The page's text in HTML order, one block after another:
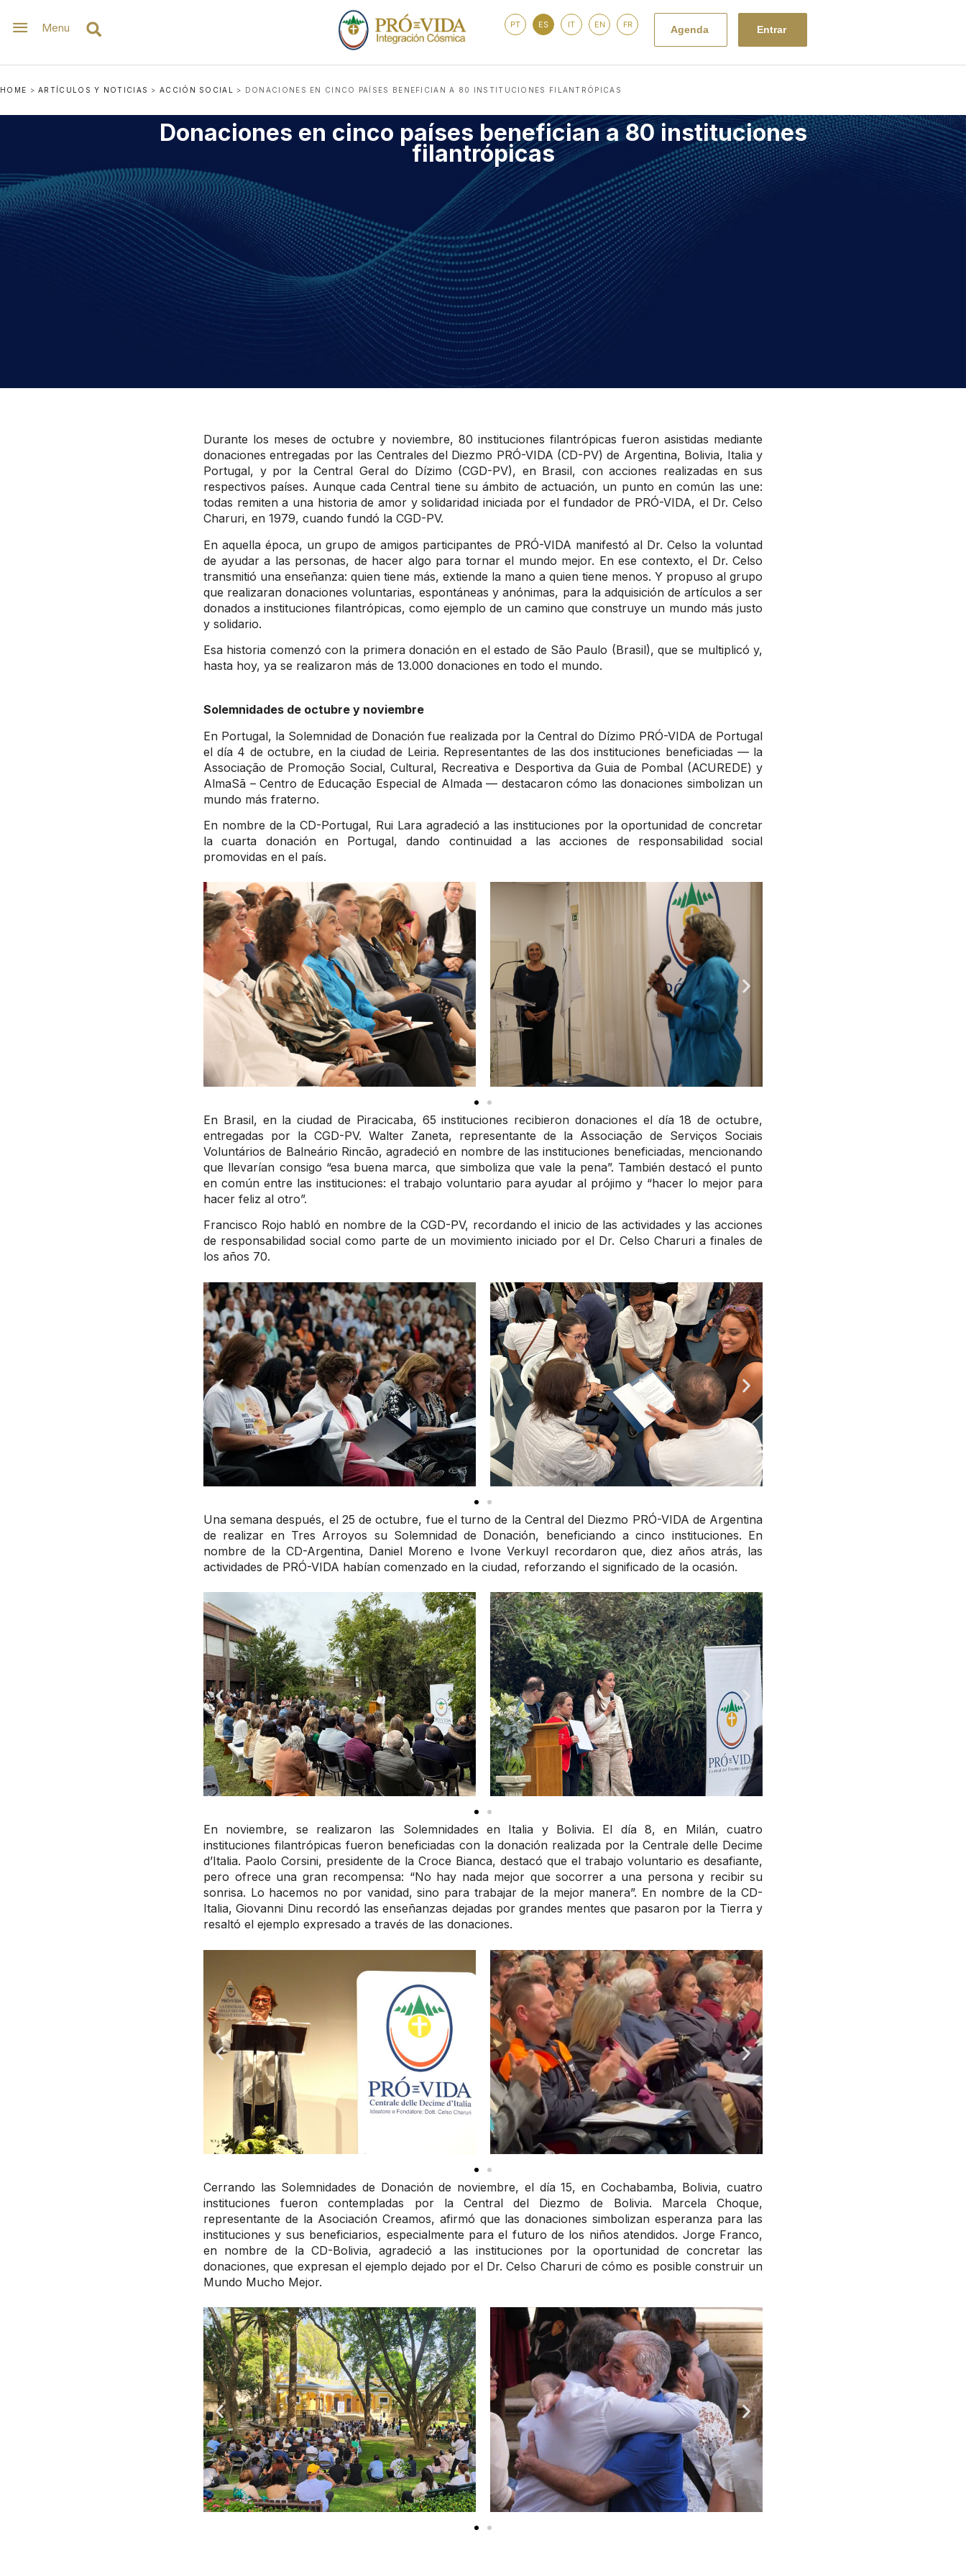
Menu PT ES IT EN FR Agenda Entrar
HOME >ARTÍCULOS Y NOTICIAS >ACCIÓN SOCIAL > DONACIONES EN CINCO PAÍSES BENEFICIAN A 80 INSTITUCIONES FILANTRÓPICAS
Donaciones en cinco países benefician a 80 instituciones
filantrópicas
Durante los meses de octubre y noviembre, 80 instituciones filantrópicas fueron asistidas mediante
donaciones entregadas por las Centrales del Diezmo PRÓ-VIDA (CD-PV) de Argentina, Bolivia, Italia y
Portugal, y por la Central Geral do Dízimo (CGD-PV), en Brasil, con acciones realizadas en sus
respectivos países. Aunque cada Central tiene su ámbito de actuación, un punto en común las une:
todas remiten a una historia de amor y solidaridad iniciada por el fundador de PRÓ-VIDA, el Dr. Celso
Charuri, en 1979, cuando fundó la CGD-PV.
En aquella época, un grupo de amigos participantes de PRÓ-VIDA manifestó al Dr. Celso la voluntad
de ayudar a las personas, de hacer algo para tornar el mundo mejor. En ese contexto, el Dr. Celso
transmitió una enseñanza: quien tiene más, extiende la mano a quien tiene menos. Y propuso al grupo
que realizaran donaciones voluntarias, espontáneas y anónimas, para la adquisición de artículos a ser
donados a instituciones filantrópicas, como ejemplo de un camino que construye un mundo más justo
y solidario.
Esa historia comenzó con la primera donación en el estado de São Paulo (Brasil), que se multiplicó y,
hasta hoy, ya se realizaron más de 13.000 donaciones en todo el mundo.
Solemnidades de octubre y noviembre
En Portugal, la Solemnidad de Donación fue realizada por la Central do Dízimo PRÓ-VIDA de Portugal
el día 4 de octubre, en la ciudad de Leiria. Representantes de las dos instituciones beneficiadas — la
Associação de Promoção Social, Cultural, Recreativa e Desportiva da Guia de Pombal (ACUREDE) y
AlmaSã – Centro de Educação Especial de Almada — destacaron cómo las donaciones simbolizan un
mundo más fraterno.
En nombre de la CD-Portugal, Rui Lara agradeció a las instituciones por la oportunidad de concretar
la cuarta donación en Portugal, dando continuidad a las acciones de responsabilidad social
promovidas en el país.
En Brasil, en la ciudad de Piracicaba, 65 instituciones recibieron donaciones el día 18 de octubre,
entregadas por la CGD-PV. Walter Zaneta, representante de la Associação de Serviços Sociais
Voluntários de Balneário Rincão, agradeció en nombre de las instituciones beneficiadas, mencionando
que llevarían consigo “esa buena marca, que simboliza que vale la pena”. También destacó el punto
en común entre las instituciones: el trabajo voluntario para ayudar al prójimo y “hacer lo mejor para
hacer feliz al otro”.
Francisco Rojo habló en nombre de la CGD-PV, recordando el inicio de las actividades y las acciones
de responsabilidad social como parte de un movimiento iniciado por el Dr. Celso Charuri a finales de
los años 70.
Una semana después, el 25 de octubre, fue el turno de la Central del Diezmo PRÓ-VIDA de Argentina
de realizar en Tres Arroyos su Solemnidad de Donación, beneficiando a cinco instituciones. En
nombre de la CD-Argentina, Daniel Moreno e Ivone Verkuyl recordaron que, diez años atrás, las
actividades de PRÓ-VIDA habían comenzado en la ciudad, reforzando el significado de la ocasión.
En noviembre, se realizaron las Solemnidades en Italia y Bolivia. El día 8, en Milán, cuatro
instituciones filantrópicas fueron beneficiadas con la donación realizada por la Centrale delle Decime
d’Italia. Paolo Corsini, presidente de la Croce Bianca, destacó que el trabajo voluntario es desafiante,
pero ofrece una gran recompensa: “No hay nada mejor que socorrer a una persona y recibir su
sonrisa. Lo hacemos no por vanidad, sino para trabajar de la mejor manera”. En nombre de la CD-
Italia, Giovanni Dinu recordó las enseñanzas dejadas por grandes mentes que pasaron por la Tierra y
resaltó el ejemplo expresado a través de las donaciones.
Cerrando las Solemnidades de Donación de noviembre, el día 15, en Cochabamba, Bolivia, cuatro
instituciones fueron contempladas por la Central del Diezmo de Bolivia. Marcela Choque,
representante de la Asociación Creamos, afirmó que las donaciones simbolizan esperanza para las
instituciones y sus beneficiarios, especialmente para el futuro de los niños atendidos. Jorge Franco,
en nombre de la CD-Bolivia, agradeció a las instituciones por la oportunidad de concretar las
donaciones, que expresan el ejemplo dejado por el Dr. Celso Charuri de cómo es posible construir un
Mundo Mucho Mejor.